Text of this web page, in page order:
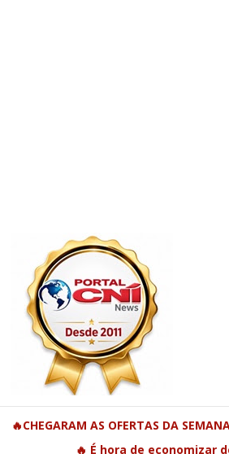
🔥CHEGARAM AS OFERTAS DA
🔥 É hora de economizar